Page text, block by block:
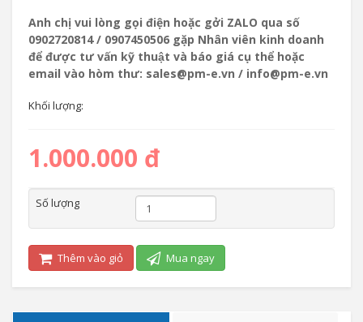
Anh chị vui lòng gọi điện hoặc gởi ZALO qua số
0902720814 / 0907450506 gặp Nhân viên kinh doanh
để được tư vấn kỹ thuật và báo giá cụ thể hoặc
email vào hòm thư: sales@pm-e.vn / info@pm-e.vn
Khối lượng:
1.000.000 đ
Số lượng
Thêm vào giỏ Mua ngay